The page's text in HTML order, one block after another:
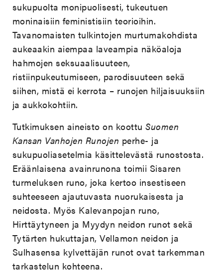
sukupuolta monipuolisesti, tukeutuen
moninaisiin feministisiin teorioihin.
Tavanomaisten tulkintojen murtumakohdista
aukeaakin aiempaa laveampia näköaloja
hahmojen seksuaalisuuteen,
ristiinpukeutumiseen, parodisuuteen sekä
siihen, mistä ei kerrota – runojen hiljaisuuksiin
ja aukkokohtiin.
Tutkimuksen aineisto on koottuSuomen
Kansan Vanhojen Runojen perhe- ja
sukupuoliasetelmia käsittelevästä runostosta.
Eräänlaisena avainrunona toimii Sisaren
turmeluksen runo, joka kertoo insestiseen
suhteeseen ajautuvasta nuorukaisesta ja
neidosta. Myös Kalevanpojan runo,
Hirttäytyneen ja Myydyn neidon runot sekä
Tytärten hukuttajan, Vellamon neidon ja
Sulhasensa kylvettäjän runot ovat tarkemman
tarkastelun kohteena.